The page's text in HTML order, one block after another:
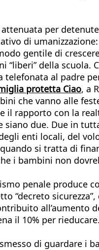
per
di
gentile di
della scuola.
al padre
protetta Ciao, a
che vanno alle
il rapporto con la
due. Due in
enti locali, del
si tratta di
i bambini non
penale produce
“decreto
il 10% per
di guardare i